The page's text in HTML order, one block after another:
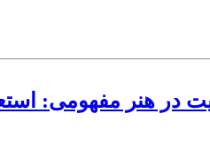
در هنر مفهومی: